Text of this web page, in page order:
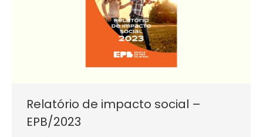
Relatório de impacto social –
EPB/2023